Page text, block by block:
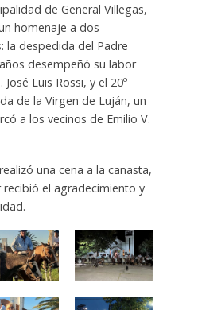
de General Villegas,
homenaje a dos
la despedida del Padre
desempeñó su labor
Luis Rossi, y el 20º
de la Virgen de Luján, un
a los vecinos de Emilio V.
una cena a la canasta,
el agradecimiento y